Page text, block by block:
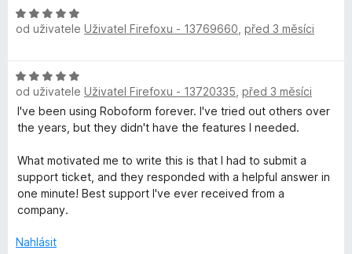
H
o
o
c
e
n
:
5
z
5
od uživatele Uživatel Firefoxu - 13769660 před 3 měsíci
H
o
d
n
c
e
n
5
od uživatele Uživatel Firefoxu - 13720335 před 3 měsíci
I've been using Roboform forever. I've tried out others over
the years, but they didn't have the features I needed.
What motivated me to write this is that I had to submit a
support ticket, and they responded with a helpful answer in
one minute! Best support I've ever received from a
company.
Nahlásit